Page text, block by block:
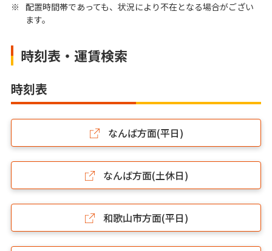
※ 配置時間帯であっても、状況により不在となる場合がござい
ます。
時刻表・運賃検索
時刻表
なんば方面(平日)
なんば方面(土休日)
和歌山市方面(平日)